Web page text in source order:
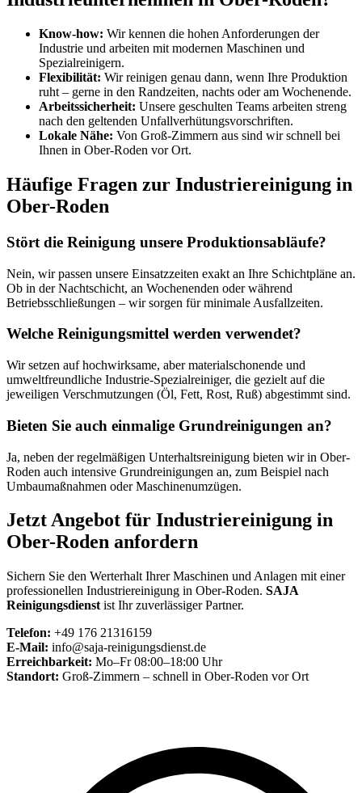
Know-how: Wir kennen die hohen Anforderungen der
Industrie und arbeiten mit modernen Maschinen und
Spezialreinigern.
Flexibilität: Wir reinigen genau dann, wenn Ihre Produktion
ruht – gerne in den Randzeiten, nachts oder am Wochenende.
Arbeitssicherheit: Unsere geschulten Teams arbeiten streng
nach den geltenden Unfallverhütungsvorschriften.
Lokale Nähe: Von Groß-Zimmern aus sind wir schnell bei
Ihnen in Ober-Roden vor Ort.
Häufige Fragen zur Industriereinigung in
Ober-Roden
Stört die Reinigung unsere Produktionsabläufe?
Nein, wir passen unsere Einsatzzeiten exakt an Ihre Schichtpläne an.
Ob in der Nachtschicht, an Wochenenden oder während
Betriebsschließungen – wir sorgen für minimale Ausfallzeiten.
Welche Reinigungsmittel werden verwendet?
Wir setzen auf hochwirksame, aber materialschonende und
umweltfreundliche Industrie-Spezialreiniger, die gezielt auf die
jeweiligen Verschmutzungen (Öl, Fett, Rost, Ruß) abgestimmt sind.
Bieten Sie auch einmalige Grundreinigungen an?
Ja, neben der regelmäßigen Unterhaltsreinigung bieten wir in Ober-
Roden auch intensive Grundreinigungen an, zum Beispiel nach
Umbaumaßnahmen oder Maschinenumzügen.
Jetzt Angebot für Industriereinigung in
Ober-Roden anfordern
Sichern Sie den Werterhalt Ihrer Maschinen und Anlagen mit einer
professionellen Industriereinigung in Ober-Roden. SAJA
Reinigungsdienst ist Ihr zuverlässiger Partner.
Telefon: +49 176 21316159
E-Mail: info@saja-reinigungsdienst.de
Erreichbarkeit: Mo–Fr 08:00–18:00 Uhr
Standort: Groß-Zimmern – schnell in Ober-Roden vor Ort